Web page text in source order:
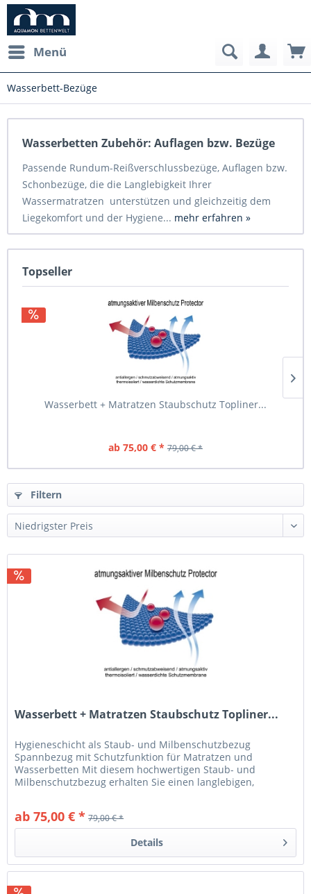
Menü
Wasserbett-Bezüge
Wasserbetten Zubehör: Auflagen bzw. Bezüge
Passende Rundum-Reißverschlussbezüge, Auflagen bzw.
Schonbezüge, die die Langlebigkeit Ihrer
Wassermatratzen unterstützen und gleichzeitig dem
Liegekomfort und der Hygiene... mehr erfahren »
Topseller
Wasserbett + Matratzen Staubschutz Topliner...
ab 75,00 € * 79,00 € *
Filtern
Wasserbett + Matratzen Staubschutz Topliner...
Hygieneschicht als Staub- und Milbenschutzbezug
Spannbezug mit Schutzfunktion für Matratzen und
Wasserbetten Mit diesem hochwertigen Staub- und
Milbenschutzbezug erhalten Sie einen langlebigen,
ab 75,00 € * 79,00 € *
Details